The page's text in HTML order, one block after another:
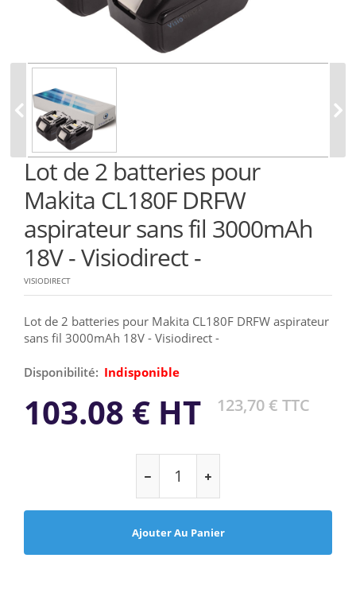
Lot de 2 batteries pour
Makita CL180F DRFW
aspirateur sans fil 3000mAh
18V - Visiodirect -
VISIODIRECT
Lot de 2 batteries pour Makita CL180F DRFW aspirateur
sans fil 3000mAh 18V - Visiodirect -
Disponibilité: Indisponible
103.08 € HT 123,70 € TTC
Ajouter Au Panier